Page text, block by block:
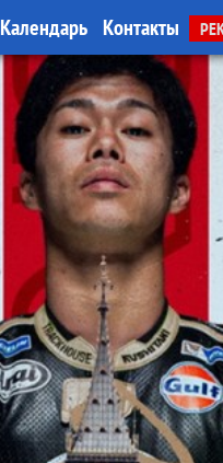
Календарь Контакты